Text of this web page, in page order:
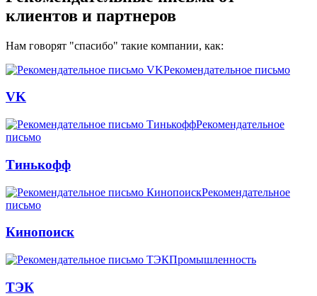
клиентов и партнеров
Нам говорят "спасибо" такие компании, как:
Рекомендательное письмо
VK
Рекомендательное
письмо
Тинькофф
Рекомендательное
письмо
Кинопоиск
Промышленность
ТЭК